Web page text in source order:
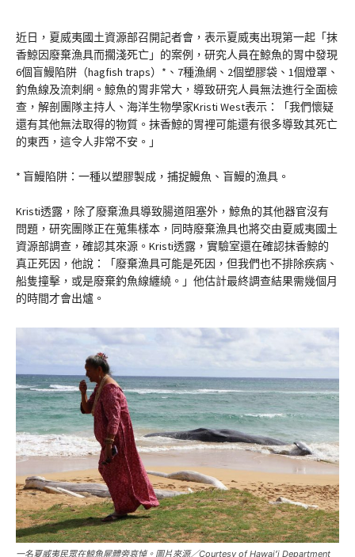
近日，夏威夷國土資源部召開記者會，表示夏威夷出現第一起「抹
香鯨因廢棄漁具而擱淺死亡」的案例，研究人員在鯨魚的胃中發現
6個盲鰻陷阱（hagfish traps）*、7種漁網、2個塑膠袋、1個燈罩、
釣魚線及流刺網。鯨魚的胃非常大，導致研究人員無法進行全面檢
查，解剖團隊主持人、海洋生物學家Kristi West表示：「我們懷疑
還有其他無法取得的物質。抹香鯨的胃裡可能還有很多導致其死亡
的東西，這令人非常不安。」
* 盲鰻陷阱：一種以塑膠製成，捕捉鰻魚、盲鰻的漁具。
Kristi透露，除了廢棄漁具導致腸道阻塞外，鯨魚的其他器官沒有
問題，研究團隊正在蒐集樣本，同時廢棄漁具也將交由夏威夷國土
資源部調查，確認其來源。Kristi透露，實驗室還在確認抹香鯨的
真正死因，他說：「廢棄漁具可能是死因，但我們也不排除疾病、
船隻撞擊，或是廢棄釣魚線纏繞。」他估計最終調查結果需幾個月
的時間才會出爐。
一名夏威夷民眾在鯨魚屍體旁哀悼。圖片來源／Courtesy of Hawaiʻi Department